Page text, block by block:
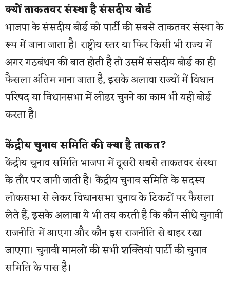
क्यों ताकतवर संस्था है संसदीय बोर्ड
भाजपा के संसदीय बोर्ड को पार्टी की सबसे ताकतवर संस्था के
रूप में जाना जाता है। राष्ट्रीय स्तर या फिर किसी भी राज्य में
अगर गठबंधन की बात होती है तो उसमें संसदीय बोर्ड का ही
फैसला अंतिम माना जाता है, इसके अलावा राज्यों में विधान
परिषद या विधानसभा में लीडर चुनने का काम भी यही बोर्ड
करता है।
केंद्रीय चुनाव समिति की क्या है ताकत?
केंद्रीय चुनाव समिति भाजपा में दूसरी सबसे ताकतवर संस्था
के तौर पर जानी जाती है। केंद्रीय चुनाव समिति के सदस्य
लोकसभा से लेकर विधानसभा चुनाव के टिकटों पर फैसला
लेते हैं, इसके अलावा ये भी तय करती है कि कौन सीधे चुनावी
राजनीति में आएगा और कौन इस राजनीति से बाहर रखा
जाएगा। चुनावी मामलों की सभी शक्तियां पार्टी की चुनाव
समिति के पास है।